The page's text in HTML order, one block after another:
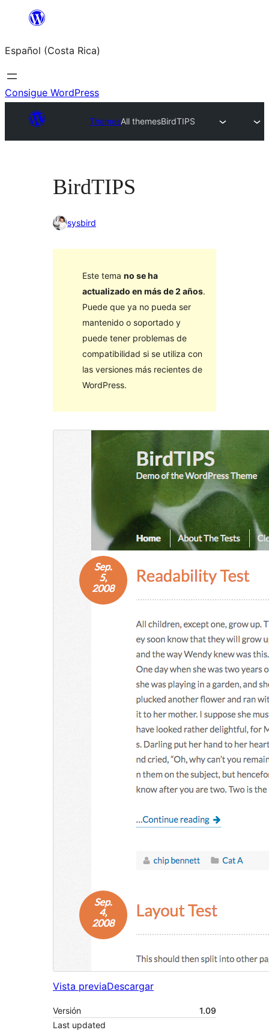
Saltar
contenido
Español (Costa Rica)
Consigue WordPress
ThemesAll themesBirdTIPS
BirdTIPS
sysbird
Este tema no se ha
actualizado en más de 2 años.
Puede que ya no pueda ser
mantenido o soportado y
puede tener problemas de
compatibilidad si se utiliza con
las versiones más recientes de
WordPress.
Vista previaDescargar
Versión
1.09
Last updated